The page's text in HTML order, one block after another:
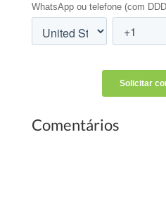
Comentários